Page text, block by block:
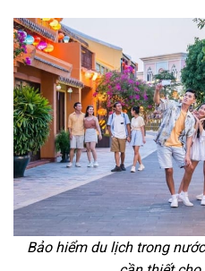
Bảo hiểm du lịch trong